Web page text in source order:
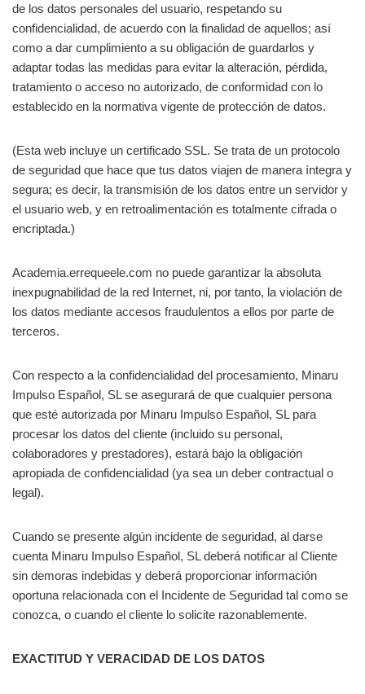
de los datos personales del usuario, respetando su
confidencialidad, de acuerdo con la finalidad de aquellos; así
como a dar cumplimiento a su obligación de guardarlos y
adaptar todas las medidas para evitar la alteración, pérdida,
tratamiento o acceso no autorizado, de conformidad con lo
establecido en la normativa vigente de protección de datos.
(Esta web incluye un certificado SSL. Se trata de un protocolo
de seguridad que hace que tus datos viajen de manera íntegra y
segura; es decir, la transmisión de los datos entre un servidor y
el usuario web, y en retroalimentación es totalmente cifrada o
encriptada.)
Academia.errequeele.com no puede garantizar la absoluta
inexpugnabilidad de la red Internet, ni, por tanto, la violación de
los datos mediante accesos fraudulentos a ellos por parte de
terceros.
Con respecto a la confidencialidad del procesamiento, Minaru
Impulso Español, SL se asegurará de que cualquier persona
que esté autorizada por Minaru Impulso Español, SL para
procesar los datos del cliente (incluido su personal,
colaboradores y prestadores), estará bajo la obligación
apropiada de confidencialidad (ya sea un deber contractual o
legal).
Cuando se presente algún incidente de seguridad, al darse
cuenta Minaru Impulso Español, SL deberá notificar al Cliente
sin demoras indebidas y deberá proporcionar información
oportuna relacionada con el Incidente de Seguridad tal como se
conozca, o cuando el cliente lo solicite razonablemente.
EXACTITUD Y VERACIDAD DE LOS DATOS